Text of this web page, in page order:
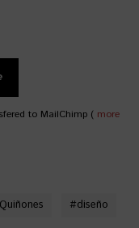
to MailChimp ( more
#diseño